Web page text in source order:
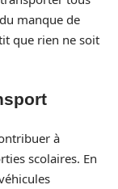
manque de
que rien ne soit
à
scolaires. En